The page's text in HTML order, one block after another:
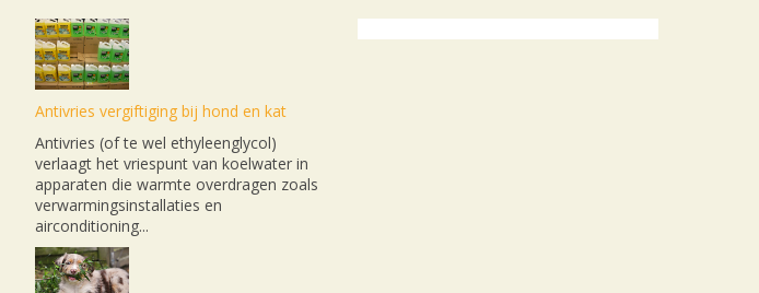
Antivries vergiftiging bij hond en kat
Antivries (of te wel ethyleenglycol)
verlaagt het vriespunt van koelwater in
apparaten die warmte overdragen zoals
verwarmingsinstallaties en
airconditioning...